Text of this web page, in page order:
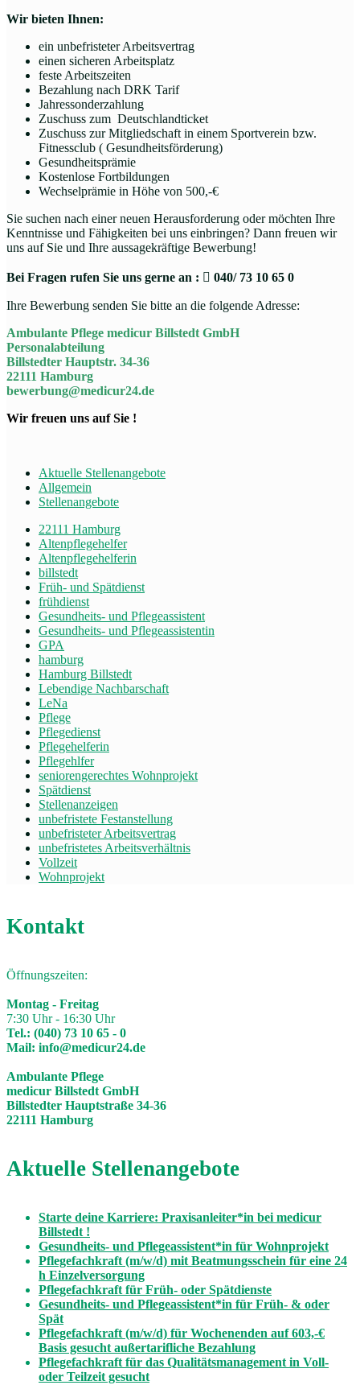
Wir bieten Ihnen:
ein unbefristeter Arbeitsvertrag
einen sicheren Arbeitsplatz
feste Arbeitszeiten
Bezahlung nach DRK Tarif
Jahressonderzahlung
Zuschuss zum Deutschlandticket
Zuschuss zur Mitgliedschaft in einem Sportverein bzw.
Fitnessclub ( Gesundheitsförderung)
Gesundheitsprämie
Kostenlose Fortbildungen
Wechselprämie in Höhe von 500,-€
Sie suchen nach einer neuen Herausforderung oder möchten Ihre
Kenntnisse und Fähigkeiten bei uns einbringen? Dann freuen wir
uns auf Sie und Ihre aussagekräftige Bewerbung!
Bei Fragen rufen Sie uns gerne an :  040/ 73 10 65 0
Ihre Bewerbung senden Sie bitte an die folgende Adresse:
Ambulante Pflege medicur Billstedt GmbH
Personalabteilung
Billstedter Hauptstr. 34-36
22111 Hamburg
bewerbung@medicur24.de
Wir freuen uns auf Sie !
Aktuelle Stellenangebote
Allgemein
Stellenangebote
22111 Hamburg
Altenpflegehelfer
Altenpflegehelferin
billstedt
Früh- und Spätdienst
frühdienst
Gesundheits- und Pflegeassistent
Gesundheits- und Pflegeassistentin
GPA
hamburg
Hamburg Billstedt
Lebendige Nachbarschaft
LeNa
Pflege
Pflegedienst
Pflegehelferin
Pflegehlfer
seniorengerechtes Wohnprojekt
Spätdienst
Stellenanzeigen
unbefristete Festanstellung
unbefristeter Arbeitsvertrag
unbefristetes Arbeitsverhältnis
Vollzeit
Wohnprojekt
Kontakt
Öffnungszeiten:
Montag - Freitag
7:30 Uhr - 16:30 Uhr
Tel.: (040) 73 10 65 - 0
Mail: info@medicur24.de
Ambulante Pflege
medicur Billstedt GmbH
Billstedter Hauptstraße 34-36
22111 Hamburg
Aktuelle Stellenangebote
Starte deine Karriere: Praxisanleiter*in bei medicur
Billstedt !
Gesundheits- und Pflegeassistent*in für Wohnprojekt
Pflegefachkraft (m/w/d) mit Beatmungsschein für eine 24
h Einzelversorgung
Pflegefachkraft für Früh- oder Spätdienste
Gesundheits- und Pflegeassistent*in für Früh- & oder
Spät
Pflegefachkraft (m/w/d) für Wochenenden auf 603,-€
Basis gesucht außertarifliche Bezahlung
Pflegefachkraft für das Qualitätsmanagement in Voll-
oder Teilzeit gesucht